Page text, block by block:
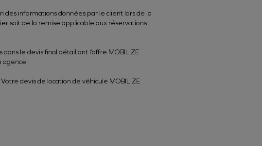
des informations données par le client lors de la
soit de la remise applicable aux réservations
le devis final détaillant l’offre MOBILIZE
agence.
devis de location de véhicule MOBILIZE